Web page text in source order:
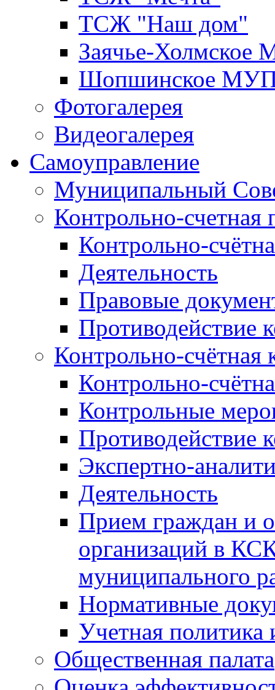
ТСЖ "Наш дом"
Заячье-
Шопшинское
Фотогалерея
Видеогалерея
Самоуправление
Муниципальный
Контрольно-счетная
Контрольно-
Деятельность
Правовые
Противодействие
Контрольно-счётная
Контрольно-
Контрольные
Противодействие
Экспертно-
Деятельность
Прием граждан и
организаций в
муниципального
Нормативные
Учетная политика
Общественная палата